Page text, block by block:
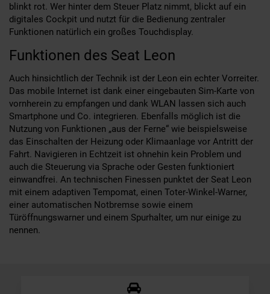
blinkt rot. Wer hinter dem Steuer Platz nimmt, blickt auf ein
digitales Cockpit und nutzt für die Bedienung zentraler
Funktionen natürlich ein großes Touchdisplay.
Funktionen des Seat Leon
Auch hinsichtlich der Technik ist der Leon ein echter Vorreiter.
Das mobile Internet ist dank einer eingebauten Sim-Karte von
vornherein zu empfangen und dank WLAN lassen sich auch
Smartphone und Co. integrieren. Ebenfalls möglich ist die
Nutzung von Funktionen „aus der Ferne“ wie beispielsweise
das Einschalten der Heizung oder Klimaanlage vor Antritt der
Fahrt. Navigieren in Echtzeit ist ohnehin kein Problem und
auch die Steuerung via Sprache oder Gesten funktioniert
einwandfrei. An technischen Finessen punktet der Seat Leon
mit einem adaptiven Tempomat, einen Toter-Winkel-Warner,
einer automatischen Notbremse sowie einem
Türöffnungswarner und einem Spurhalter, um nur einige zu
nennen.